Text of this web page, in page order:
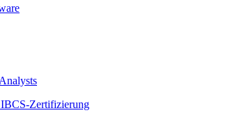
IBCS-Zertifizierung